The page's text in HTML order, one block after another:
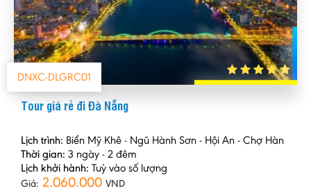
DNXC-DLGRC01
Tour giá rẻ đi Đà Nẵng
Lịch trình: Biển Mỹ Khê - Ngũ Hành Sơn - Hội An - Chợ Hàn
Thời gian: 3 ngày - 2 đêm
Lịch khởi hành: Tuỳ vào số lượng
Giá: 2.060.000 VND